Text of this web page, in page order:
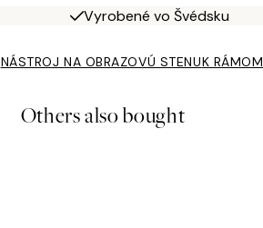
Vyrobené vo Švédsku
NÁSTROJ NA OBRAZOVÚ STENUK RÁMOM
Others also bought